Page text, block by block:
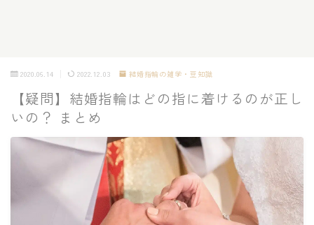
2020.06.14 2022.12.03 結婚指輪の雑学・豆知識
【疑問】結婚指輪はどの指に着けるのが正し
いの？ まとめ